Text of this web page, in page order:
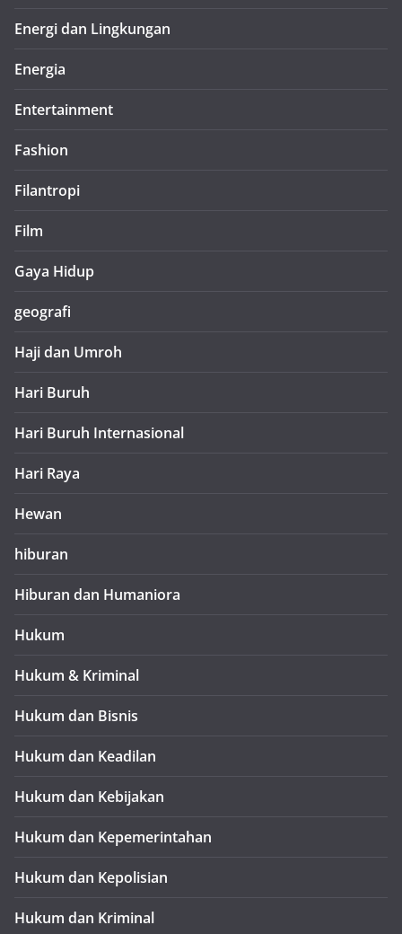
Energi dan Lingkungan
Energia
Entertainment
Fashion
Filantropi
Film
Gaya Hidup
geografi
Haji dan Umroh
Hari Buruh
Hari Buruh Internasional
Hari Raya
Hewan
hiburan
Hiburan dan Humaniora
Hukum
Hukum & Kriminal
Hukum dan Bisnis
Hukum dan Keadilan
Hukum dan Kebijakan
Hukum dan Kepemerintahan
Hukum dan Kepolisian
Hukum dan Kriminal